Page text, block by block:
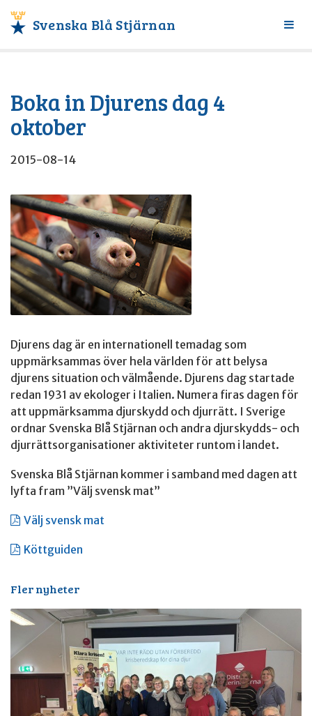
Svenska Blå Stjärnan
Växla
Boka in Djurens dag 4
oktober
2015-08-14
Djurens dag är en internationell temadag som
uppmärksammas över hela världen för att belysa
djurens situation och välmående. Djurens dag startade
redan 1931 av ekologer i Italien. Numera firas dagen för
att uppmärksamma djurskydd och djurrätt. I Sverige
ordnar Svenska Blå Stjärnan och andra djurskydds- och
djurrättsorganisationer aktiviteter runtom i landet.
Svenska Blå Stjärnan kommer i samband med dagen att
lyfta fram ”Välj svensk mat”
Välj svensk mat
Köttguiden
Fler nyheter